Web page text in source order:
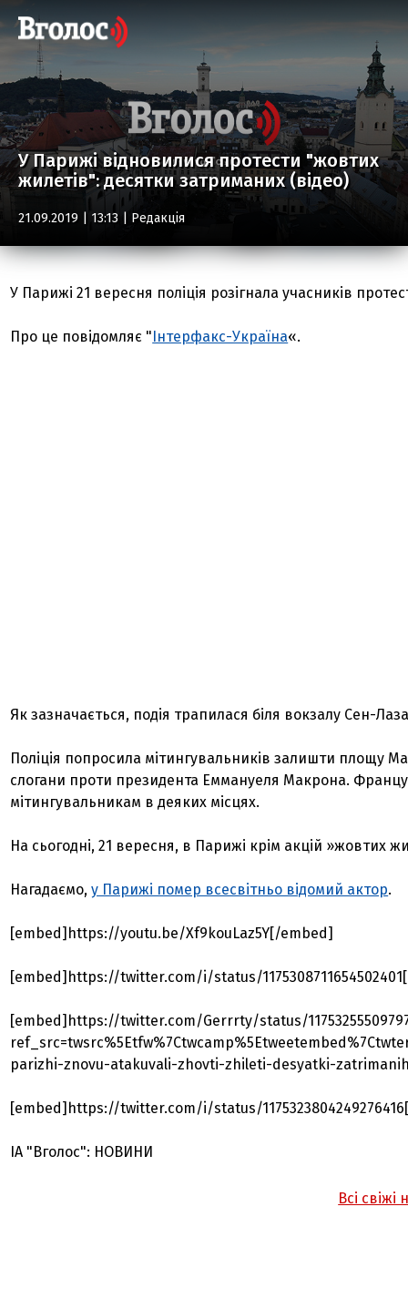
У Парижі відновилися протести "жовтих
жилетів": десятки затриманих (відео)
21.09.2019 | 13:13 | Редакція
У Парижі 21 вересня поліція розігнала учасників
Про це повідомляє "Інтерфакс-Україна«.
Як зазначається, подія трапилася біля вокзалу Сен-
Поліція попросила мітингувальників залишти площу
слогани проти президента Еммануеля Макрона.
мітингувальникам в деяких місцях.
На сьогодні, 21 вересня, в Парижі крім акцій »жовтих
Нагадаємо,у Парижі помер всесвітньо відомий актор.
[embed]https://youtu.be/Xf9kouLaz5Y[/embed]
[embed]https://twitter.com/i/status/
[embed]https://twitter.com/Gerrrty/status/
parizhi-znovu-atakuvali-zhovti-zhileti-desyatki-
[embed]https://twitter.com/i/status/
ІА "Вголос": НОВИНИ
Всі